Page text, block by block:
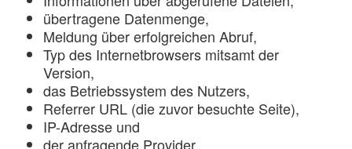
übertragene Datenmenge,
Meldung über erfolgreichen Abruf,
Typ des Internetbrowsers mitsamt der
Version,
das Betriebssystem des Nutzers,
Referrer URL (die zuvor besuchte Seite),
IP-Adresse und
der anfragende Provider.